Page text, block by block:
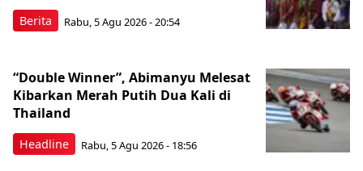
Berita Rabu, 5 Agu 2026 - 20:54
Headline
“Double Winner”, Abimanyu Melesat
Kibarkan Merah Putih Dua Kali di
Thailand
Rabu, 5 Agu 2026 - 18:56